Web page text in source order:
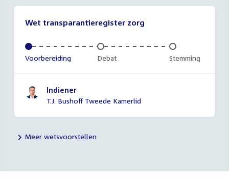
Wet transparantieregister zorg
Voltooid:
Voorbereiding Onvoltooid:
Debat Onvoltooid:
Stemming
Indiener
T.J. Bushoff Tweede Kamerlid
Meer wetsvoorstellen